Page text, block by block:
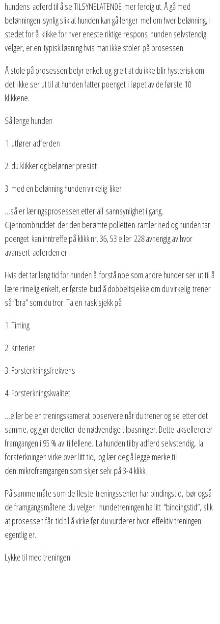
hundens adferd til å se TILSYNELATENDE mer ferdig ut. Å gå med
belønningen synlig slik at hunden kan gå lenger mellom hver belønning, i
stedet for å klikke for hver eneste riktige respons hunden selvstendig
velger, er en typisk løsning hvis man ikke stoler på prosessen.
Å stole på prosessen betyr enkelt og greit at du ikke blir hysterisk om
det ikke ser ut til at hunden fatter poenget i løpet av de første 10
klikkene.
Så lenge hunden
1. utfører adferden
2. du klikker og belønner presist
3. med en belønning hunden virkelig liker
…så er læringsprosessen etter all sannsynlighet i gang.
Gjennombruddet der den berømte polletten ramler ned og hunden tar
poenget kan inntreffe på klikk nr. 36, 53 eller 228 avhengig av hvor
avansert adferden er.
Hvis det tar lang tid for hunden å forstå noe som andre hunder ser ut til å
lære rimelig enkelt, er første bud å dobbeltsjekke om du virkelig trener
så “bra” som du tror. Ta en rask sjekk på
1. Timing
2. Kriterier
3. Forsterkningsfrekvens
4. Forsterkningskvalitet
…eller be en treningskamerat observere når du trener og se etter det
samme, og gjør deretter de nødvendige tilpasninger. Dette aksellererer
framgangen i 95 % av tilfellene. La hunden tilby adferd selvstendig, la
forsterkningen virke over litt tid, og lær deg å legge merke til
den mikroframgangen som skjer selv på 3-4 klikk.
På samme måte som de fleste treningssenter har bindingstid, bør også
de framgangsmåtene du velger i hundetreningen ha litt “bindingstid”, slik
at prosessen får tid til å virke før du vurderer hvor effektiv treningen
egentlig er.
Lykke til med treningen!